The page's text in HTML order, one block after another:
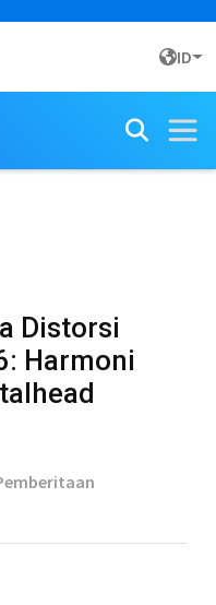
ID
Distorsi
Harmoni